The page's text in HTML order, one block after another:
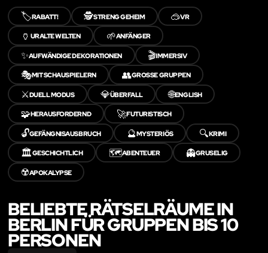
🏷️RABATT! 🕵️STRENG GEHEIM 🥽VR
🏺 URALTE WELTEN 🌱ANFÄNGER
✨AUFWÄNDIGE DEKORATIONEN 🎬IMMERSIV
🎭MIT SCHAUSPIELERN 👥GROSSE GRUPPEN
⚔️DUELL MODUS 💎ÜBERFALL 🌐ENGLISH
🧩HERAUSFORDERND 🚀FUTURISTISCH
🔓GEFÄNGNISAUSBRUCH 🔮MYSTERIÖS 🔍KRIMI
🏛️GESCHICHTLICH 🗺️ABENTEUER 👻GRUSELIG
☢️APOKALYPSE
BELIEBTE RÄTSELRÄUME IN
BERLIN FÜR GRUPPEN BIS 10
PERSONEN